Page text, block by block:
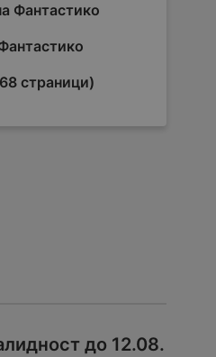
Фантастико
страници)
до 12.08.